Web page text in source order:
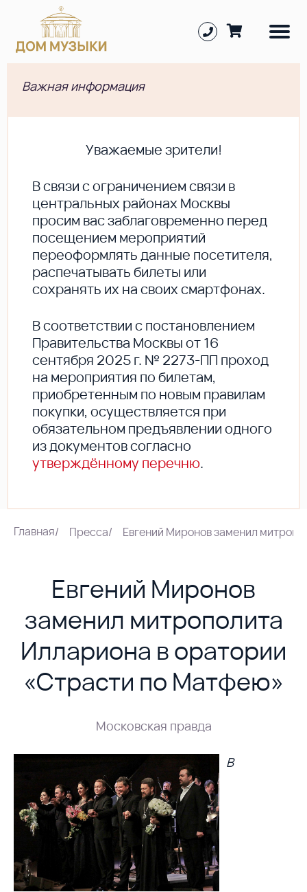
Важная информация
Уважаемые зрители!
В cвязи с ограничением связи в
центральных районах Москвы
просим вас заблаговременно перед
посещением мероприятий
переоформлять данные посетителя,
распечатывать билеты или
сохранять их на своих смартфонах.
В соответствии с постановлением
Правительства Москвы от 16
сентября 2025 г. № 2273-ПП проход
на мероприятия по билетам,
приобретенным по новым правилам
покупки, осуществляется при
обязательном предъявлении одного
из документов согласно
утверждённому перечню.
Главная/ Пресса/ Евгений Миронов заменил
Евгений Миронов
заменил митрополита
Иллариона в оратории
«Страсти по Матфею»
Московская правда
В